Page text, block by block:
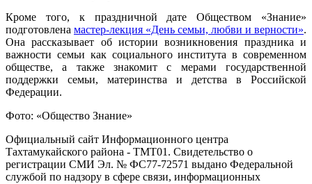
Кроме того, к праздничной дате Обществом «Знание»
подготовлена мастер-лекция «День семьи, любви и верности».
Она рассказывает об истории возникновения праздника и
важности семьи как социального института в современном
обществе, а также знакомит с мерами государственной
поддержки семьи, материнства и детства в Российской
Федерации.
Фото: «Общество Знание»
Официальный сайт Информационного центра
Тахтамукайского района - ТМТ01. Свидетельство о
регистрации СМИ Эл. № ФС77-72571 выдано Федеральной
службой по надзору в сфере связи, информационных